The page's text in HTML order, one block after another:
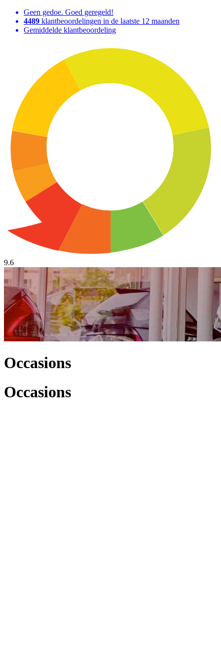
Geen gedoe. Goed geregeld!
4489 klantbeoordelingen in de laatste 12 maanden
Gemiddelde klantbeoordeling
9.6
Occasions
Occasions